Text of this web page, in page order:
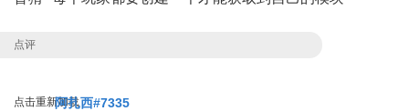
点评
点击重新加载阿扎西#7335